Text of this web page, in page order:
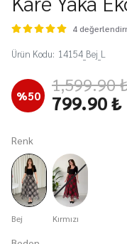
4
Ürün Kodu: 14154_Bej_L
%50 1,599.90
799.90 ₺
Renk
Bej Kırmızı